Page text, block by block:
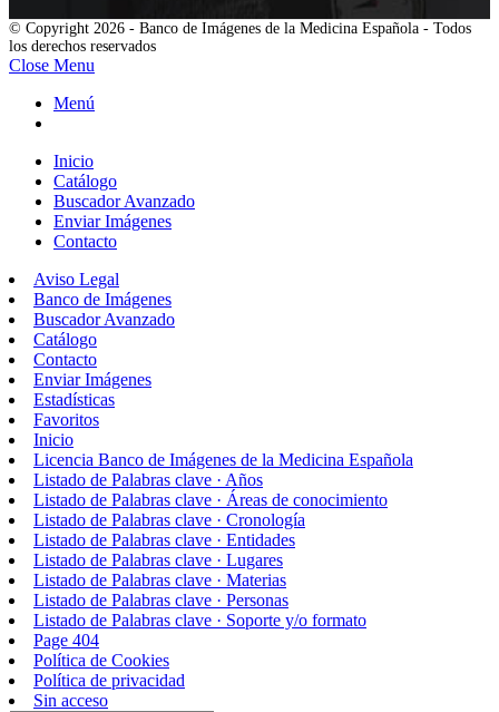
© Copyright 2026 - Banco de Imágenes de la Medicina Española - Todos
los derechos reservados
Close Menu
Menú
Inicio
Catálogo
Buscador Avanzado
Enviar Imágenes
Contacto
Aviso Legal
Banco de Imágenes
Buscador Avanzado
Catálogo
Contacto
Enviar Imágenes
Estadísticas
Favoritos
Inicio
Licencia Banco de Imágenes de la Medicina Española
Listado de Palabras clave · Años
Listado de Palabras clave · Áreas de conocimiento
Listado de Palabras clave · Cronología
Listado de Palabras clave · Entidades
Listado de Palabras clave · Lugares
Listado de Palabras clave · Materias
Listado de Palabras clave · Personas
Listado de Palabras clave · Soporte y/o formato
Page 404
Política de Cookies
Política de privacidad
Sin acceso